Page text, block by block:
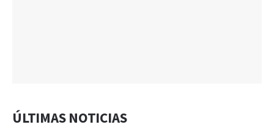
ÚLTIMAS NOTICIAS